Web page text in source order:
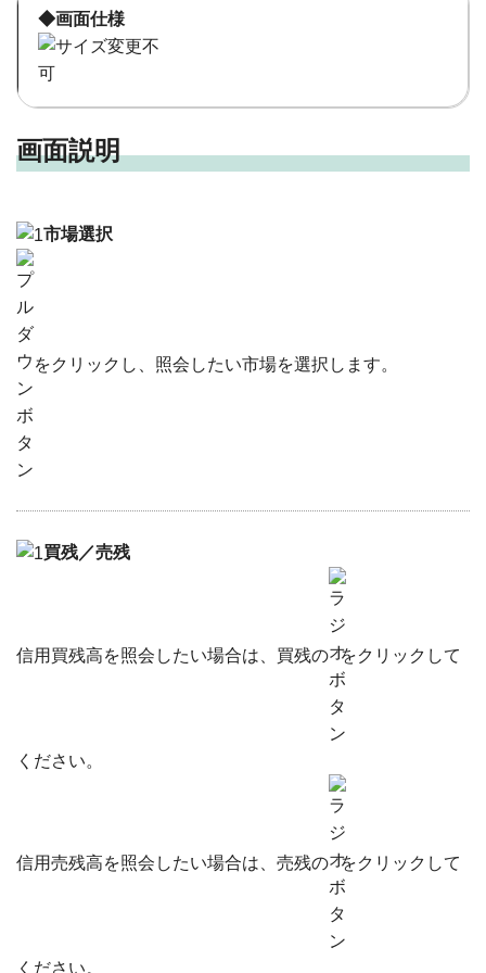
◆画面仕様
画面説明
市場選択
をクリックし、照会したい市場を選択します。
買残／売残
信用買残高を照会したい場合は、買残の をクリックして
ください。
信用売残高を照会したい場合は、売残の をクリックして
ください。